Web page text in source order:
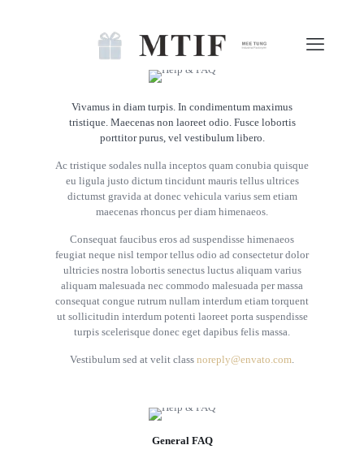
Vivamus in diam turpis. In condimentum maximus
tristique. Maecenas non laoreet odio. Fusce lobortis
porttitor purus, vel vestibulum libero.
Ac tristique sodales nulla inceptos quam conubia quisque
eu ligula justo dictum tincidunt mauris tellus ultrices
dictumst gravida at donec vehicula varius sem etiam
maecenas rhoncus per diam himenaeos.
Consequat faucibus eros ad suspendisse himenaeos
feugiat neque nisl tempor tellus odio ad consectetur dolor
ultricies nostra lobortis senectus luctus aliquam varius
aliquam malesuada nec commodo malesuada per massa
consequat congue rutrum nullam interdum etiam torquent
ut sollicitudin interdum potenti laoreet porta suspendisse
turpis scelerisque donec eget dapibus felis massa.
Vestibulum sed at velit class noreply@envato.com.
General FAQ